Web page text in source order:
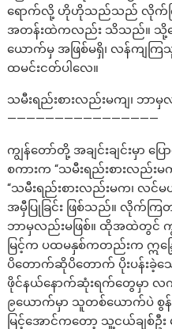
ရောက်လို့ ဟိုဟိုသည်သည် လိုက်က
အတန်းထဲကလည်း သိသည်။ သို့သေ
ယောက်မှ အဖြစ်မရှိ၊ လန်ကျကြ
ထမင်းငတ်ပါလေ။
သမီးရည်းစားလည်းမကျ၊ ဘာမှ
————————————————
ကျွန်တော်တို့ အချင်းချင်းမှာ
စကားက “သမီးရည်းစားလည်းမ
“သမီးရည်းစားလည်းမက၊ လင်
အမှီပြုခြင်း ဖြစ်သည်။ လိုက်ကြ
ဘာမှလည်းမဖြစ်။ ထိုအထဲတွင် က
မြင့်က ပထမနှစ်ကတည်းက ဣန္
ပိတောက်ဆိုပိတောက် ပိုးပန်းခဲ့သ
ဖိုင်နယ်နောက်ဆုံးရက်တွေမှာ လက်
၉ယောက်မှာ သူတစ်ယောက်ပဲ စွ
မြင့်အောင်ကတော့ သူ့ငယ်ချစ်ဦ